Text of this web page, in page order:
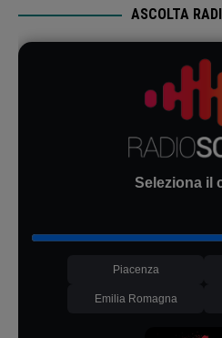
ASCOLTA
Seleziona il
Piacenza
Emilia Romagna